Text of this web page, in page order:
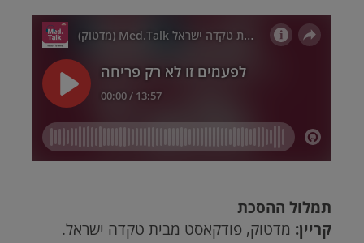
תמלול ההסכת
קריין: מדטוק, פודקאסט מבית טקדה ישראל.